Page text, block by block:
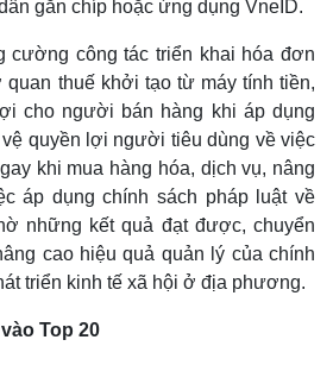
gắn chíp hoặc ứng dụng VneID.
cường công tác triển khai hóa đơn
thuế khởi tạo từ máy tính tiền,
cho người bán hàng khi áp dụng
quyền lợi người tiêu dùng về việc
khi mua hàng hóa, dịch vụ, nâng
áp dụng chính sách pháp luật về
những kết quả đạt được, chuyển
cao hiệu quả quản lý của chính
triển kinh tế xã hội ở địa phương.
Top 20